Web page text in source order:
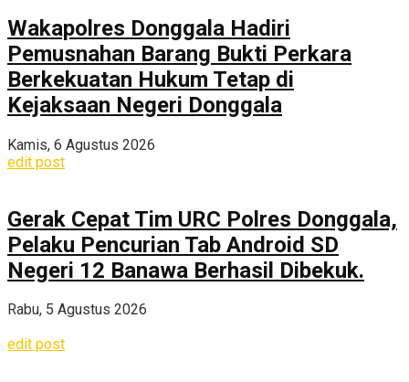
Wakapolres Donggala Hadiri
Pemusnahan Barang Bukti Perkara
Berkekuatan Hukum Tetap di
Kejaksaan Negeri Donggala
Kamis, 6 Agustus 2026
edit post
Gerak Cepat Tim URC Polres Donggala,
Pelaku Pencurian Tab Android SD
Negeri 12 Banawa Berhasil Dibekuk.
Rabu, 5 Agustus 2026
edit post